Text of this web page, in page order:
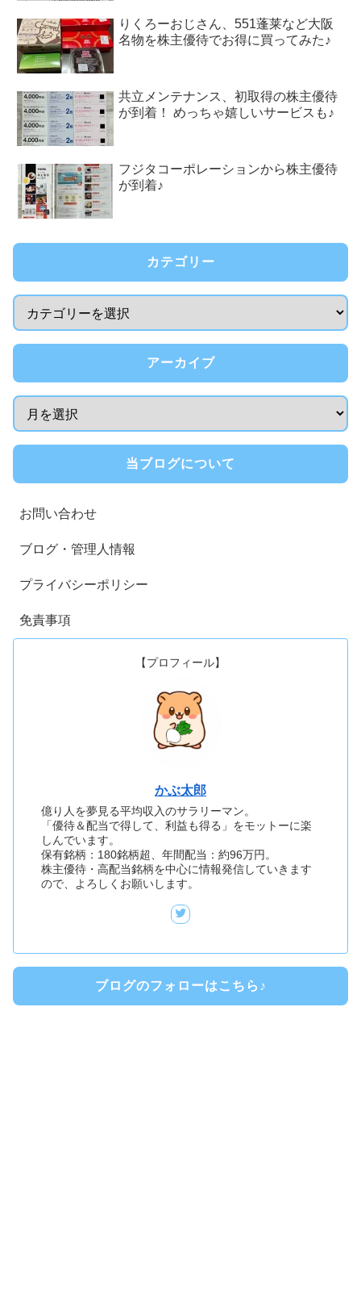
りくろーおじさん、551蓬莱など大阪
名物を株主優待でお得に買ってみた♪
共立メンテナンス、初取得の株主優待
が到着！ めっちゃ嬉しいサービスも♪
フジタコーポレーションから株主優待
が到着♪
カテゴリー
アーカイブ
当ブログについて
お問い合わせ
ブログ・管理人情報
プライバシーポリシー
免責事項
【プロフィール】
かぶ太郎
億り人を夢見る平均収入のサラリーマン。
「優待＆配当で得して、利益も得る」をモットーに楽
しんでいます。
保有銘柄：180銘柄超、年間配当：約96万円。
株主優待・高配当銘柄を中心に情報発信していきます
ので、よろしくお願いします。
ブログのフォローはこちら♪